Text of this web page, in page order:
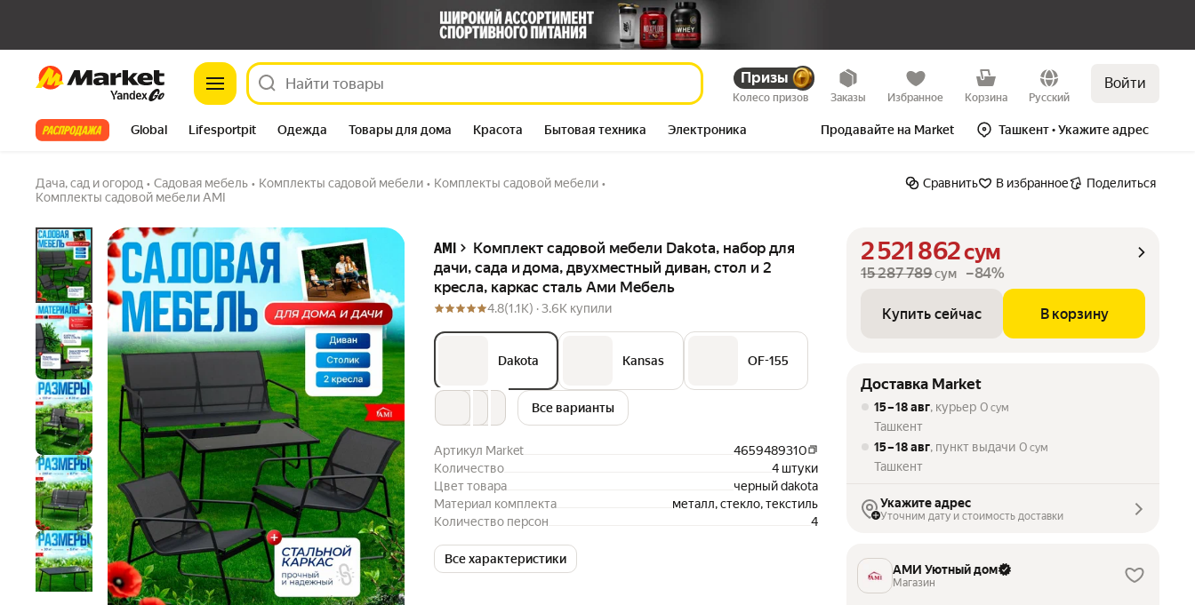
Market Призы
Колесо призов Заказы Избранное Корзина Русский
Войти
Все хиты Global Lifesportpit Одежда Товары для дома Красота Бытовая техника Электроника Продавайте на Market Ташкент• Укажите адрес
Дача, сад и огород • Садовая мебель • Комплекты садовой мебели • Комплекты садовой мебели •
Комплекты садовой мебели AMI
Сравнить В избранное Поделиться
AMI
Комплект садовой мебели Dakota, набор для
дачи, сада и дома, двухместный диван, стол и 2
кресла, каркас сталь Ами Мебель
4.8(1.1K) ·3.6K купили
Dakota Kansas OF-155
Все варианты
Артикул Market
4659489310
Количество
4 штуки
Цвет товара
черный dakota
Материал комплекта
металл, стекло, текстиль
Количество персон
4
Все характеристики
2 521 862сум
15 287 789сум –84%
Купить сейчас В корзину
Комплект садовой мебели Dakota, набор для дачи, сада и
дома, двухместный диван, стол и 2 кресла, каркас сталь Ами
3.6K купили 49 вопросов 15 287 789сум –84%
Купить сейчас В корзину
Доставка Market
15 – 18 авг, курьер 0 сум
Ташкент
15 – 18 авг, пункт выдачи 0 сум
Ташкент
Укажите адрес
Уточним дату и стоимость доставки
АМИ Уютный дом
Магазин